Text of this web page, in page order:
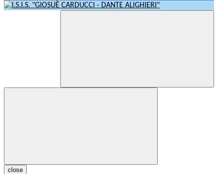
close